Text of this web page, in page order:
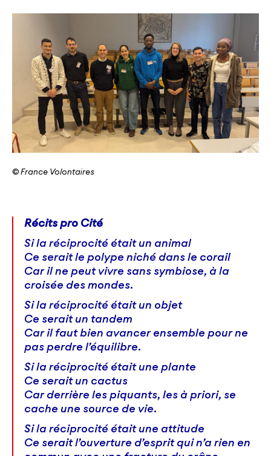
© France Volontaires
Récits pro Cité
Si la réciprocité était un animal
Ce serait le polype niché dans le corail
Car il ne peut vivre sans symbiose, à la
croisée des mondes.
Si la réciprocité était un objet
Ce serait un tandem
Car il faut bien avancer ensemble pour ne
pas perdre l’équilibre.
Si la réciprocité était une plante
Ce serait un cactus
Car derrière les piquants, les à priori, se
cache une source de vie.
Si la réciprocité était une attitude
Ce serait l’ouverture d’esprit qui n’a rien en